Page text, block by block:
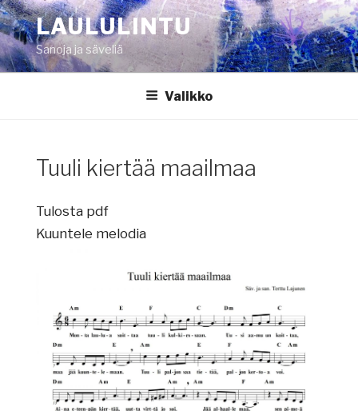
Siirry
sisältöönLAULULINTU
Sanoja ja säveliä
Valikko
Tuuli kiertää maailmaa
Tulosta pdf
Kuuntele melodia